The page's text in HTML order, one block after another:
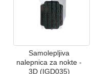
Samolepljiva
nalepnica za nokte -
3D (IGD035)